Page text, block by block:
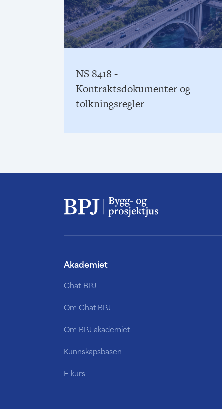
NS 8418 -
Kontraktsdokumenter og
tolkningsregler
Akademiet
Chat-BPJ
Om Chat BPJ
Om BPJ akademiet
Kunnskapsbasen
E-kurs